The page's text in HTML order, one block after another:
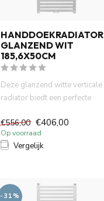
HANDDOEKRADIATOR
GLANZEND WIT
185,6X50CM
Deze glanzend witte verticale
radiator biedt een perfecte
€556,00 €406,00
Op voorraad
Vergelijk
-31%